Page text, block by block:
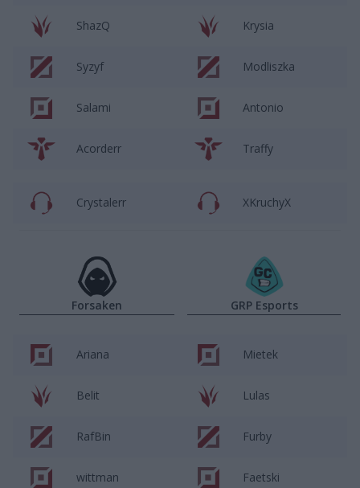
ShazQ Krysia
Syzyf Modliszka
Salami Antonio
Acorderr Traffy
Crystalerr XKruchyX
Forsaken GRP Esports
Ariana Mietek
Belit Lulas
RafBin Furby
wittman Faetski